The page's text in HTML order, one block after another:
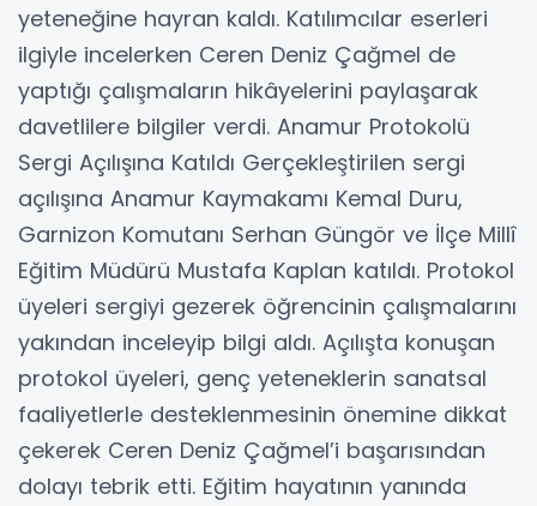
yeteneğine hayran kaldı. Katılımcılar eserleri
ilgiyle incelerken Ceren Deniz Çağmel de
yaptığı çalışmaların hikâyelerini paylaşarak
davetlilere bilgiler verdi. Anamur Protokolü
Sergi Açılışına Katıldı Gerçekleştirilen sergi
açılışına Anamur Kaymakamı Kemal Duru,
Garnizon Komutanı Serhan Güngör ve İlçe Millî
Eğitim Müdürü Mustafa Kaplan katıldı. Protokol
üyeleri sergiyi gezerek öğrencinin çalışmalarını
yakından inceleyip bilgi aldı. Açılışta konuşan
protokol üyeleri, genç yeteneklerin sanatsal
faaliyetlerle desteklenmesinin önemine dikkat
çekerek Ceren Deniz Çağmel’i başarısından
dolayı tebrik etti. Eğitim hayatının yanında